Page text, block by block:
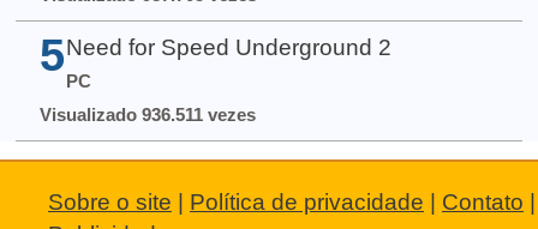
5 Need for Speed Underground 2
PC
Visualizado 936.511 vezes
Sobre o site | Política de privacidade | Contato |